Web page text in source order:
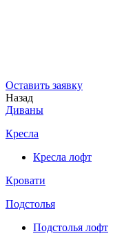
Оставить заявку
Назад
Диваны
Кресла
Кресла лофт
Кровати
Подстолья
Подстолья лофт